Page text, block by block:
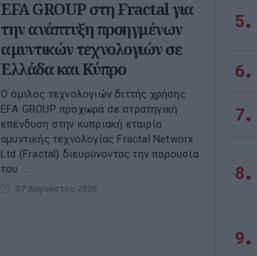
EFA GROUP στη Fractal για
την ανάπτυξη προηγμένων
αμυντικών τεχνολογιών σε
Ελλάδα και Κύπρο
Ο όμιλος τεχνολογιών διττής χρήσης
EFA GROUP προχωρά σε στρατηγική
επένδυση στην κυπριακή εταιρία
αμυντικής τεχνολογίας Fractal Networx
Ltd (Fractal) διευρύνοντας την παρουσία
του ...
07 Αυγούστου 2026
5
6
7
8
9